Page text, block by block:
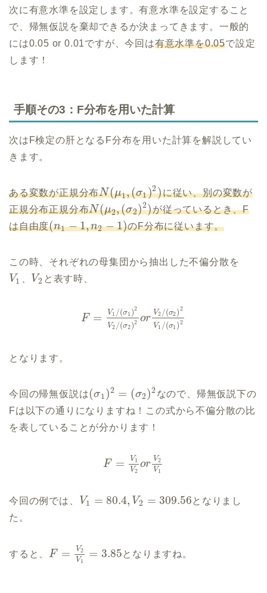
次に有意水準を設定します。有意水準を設定すること
で、帰無仮説を棄却できるか決まってきます。一般的
には0.05 or 0.01ですが、今回は有意水準を0.05で設定
します！
手順その3：F分布を用いた計算
次はF検定の肝となるF分布を用いた計算を解説してい
きます。
ある変数が正規分布N(μ1,(σ1)2)に従い、別の変数が
正規分布正規分布N(μ2,(σ2)2)が従っているとき、F
は自由度(n1 −1,n2 −1)のF分布に従います。
この時、それぞれの母集団から抽出した不偏分散を
V1 V2 と表す時、
F = V1 /(σ1 )2
V2/(σ2)2 or
V2 /(σ2)2
V1 /(σ1 )2
となります。
今回の帰無仮説は(σ1)2 = (σ2)2 なので、帰無仮説下の
Fは以下の通りになりますね！この式から不偏分散の比
を表していることが分かります！
F = V1
V2
or V2
V1
今回の例では、 V1 = 80.4, V2 = 309.56となりまし
た。
すると、 F = V2
V1
= 3.85となりますね。